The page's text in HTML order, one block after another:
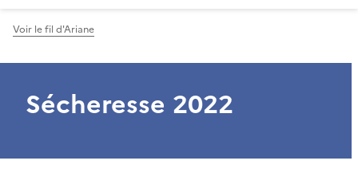
Voir le fil d'Ariane
Sécheresse 2022